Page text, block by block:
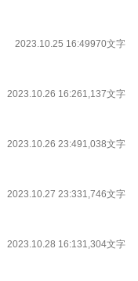
2023.10.25 16:49970文字
2023.10.26 16:261,137文字
2023.10.26 23:491,038文字
2023.10.27 23:331,746文字
2023.10.28 16:131,304文字